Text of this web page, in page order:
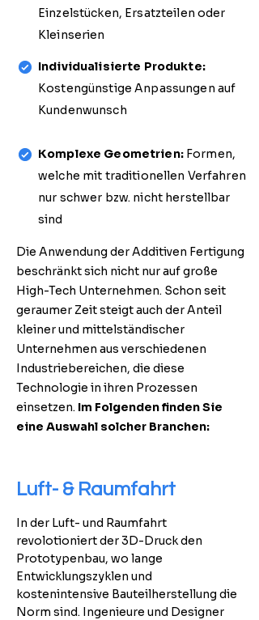
Einzelstücken, Ersatzteilen oder
Kleinserien
Individualisierte Produkte:
Kostengünstige Anpassungen auf
Kundenwunsch
Komplexe Geometrien: Formen,
welche mit traditionellen Verfahren
nur schwer bzw. nicht herstellbar
sind
Die Anwendung der Additiven Fertigung
beschränkt sich nicht nur auf große
High-Tech Unternehmen. Schon seit
geraumer Zeit steigt auch der Anteil
kleiner und mittelständischer
Unternehmen aus verschiedenen
Industriebereichen, die diese
Technologie in ihren Prozessen
einsetzen. Im Folgenden finden Sie
eine Auswahl solcher Branchen:
Luft- & Raumfahrt
In der Luft- und Raumfahrt
revolotioniert der 3D-Druck den
Prototypenbau, wo lange
Entwicklungszyklen und
kostenintensive Bauteilherstellung die
Norm sind. Ingenieure und Designer